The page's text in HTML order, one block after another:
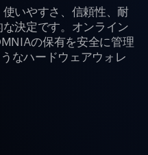
いやすさ、信頼性、耐
決定です。オンライン
の保有を安全に管理
なハードウェアウォレ